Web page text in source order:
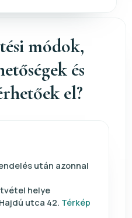
módok,
és
el?
után azonnal
helye
utca 42. Térkép